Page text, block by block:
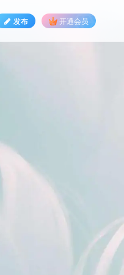
发布 开通会员